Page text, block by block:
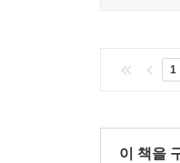
1
이 책을